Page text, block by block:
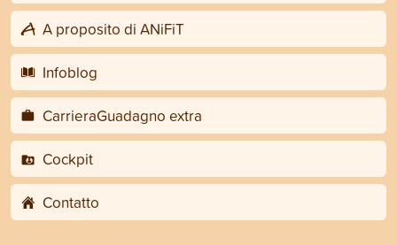
A proposito di ANiFiT
Infoblog
CarrieraGuadagno extra
Cockpit
Contatto